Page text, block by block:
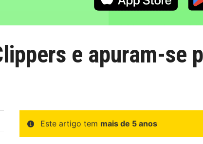
e apuram-se
Este artigo tem mais de 5 anos